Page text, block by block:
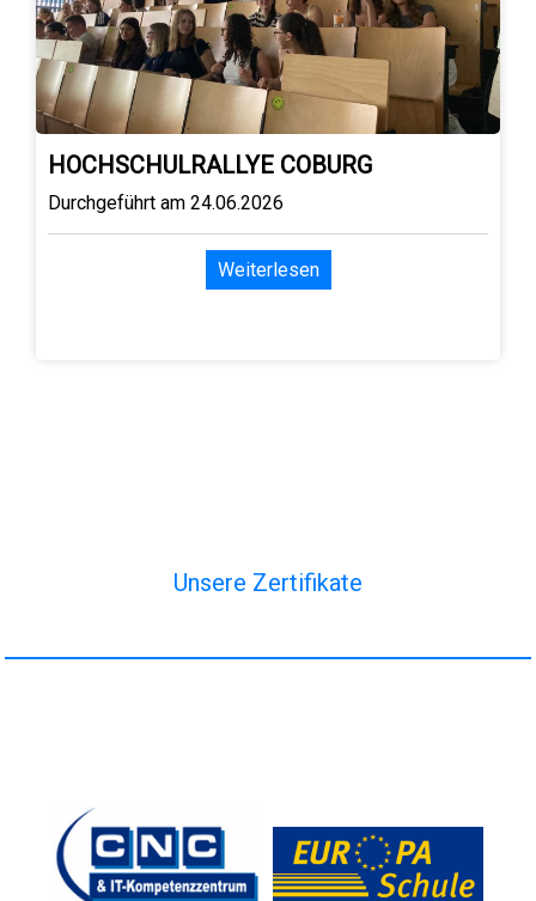
HOCHSCHULRALLYE COBURG
Durchgeführt am 24.06.2026
Weiterlesen
Unsere Zertifikate